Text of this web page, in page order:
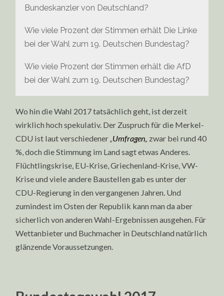
Bundeskanzler von Deutschland?
Wie viele Prozent der Stimmen erhält Die Linke
bei der Wahl zum 19. Deutschen Bundestag?
Wie viele Prozent der Stimmen erhält die AfD
bei der Wahl zum 19. Deutschen Bundestag?
Wo hin die Wahl 2017 tatsächlich geht, ist derzeit
wirklich hoch spekulativ. Der Zuspruch für die Merkel-
CDU ist laut verschiedener„Umfragen„ zwar bei rund 40
%, doch die Stimmung im Land sagt etwas Anderes.
Flüchtlingskrise, EU-Krise, Griechenland-Krise, VW-
Krise und viele andere Baustellen gab es unter der
CDU-Regierung in den vergangenen Jahren. Und
zumindest im Osten der Republik kann man da aber
sicherlich von anderen Wahl-Ergebnissen ausgehen. Für
Wettanbieter und Buchmacher in Deutschland natürlich
glänzende Voraussetzungen.